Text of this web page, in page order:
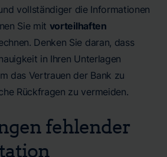
vollständiger die Informationen
Sie mit vorteilhaften
Denken Sie daran, dass
in Ihren Unterlagen
das Vertrauen der Bank zu
Rückfragen zu vermeiden.
fehlender